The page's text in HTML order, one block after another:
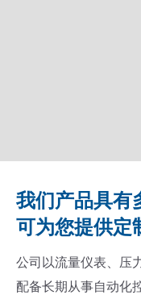
我们产品具有
可为您提供定
公司以流量仪表、压
配备长期从事自动化